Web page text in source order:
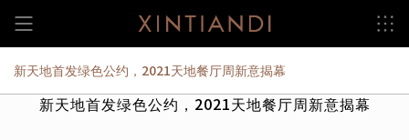
新天地首发绿色公约，2021天地餐厅周新意揭幕
新天地首发绿色公约，2021天地餐厅周新意揭幕